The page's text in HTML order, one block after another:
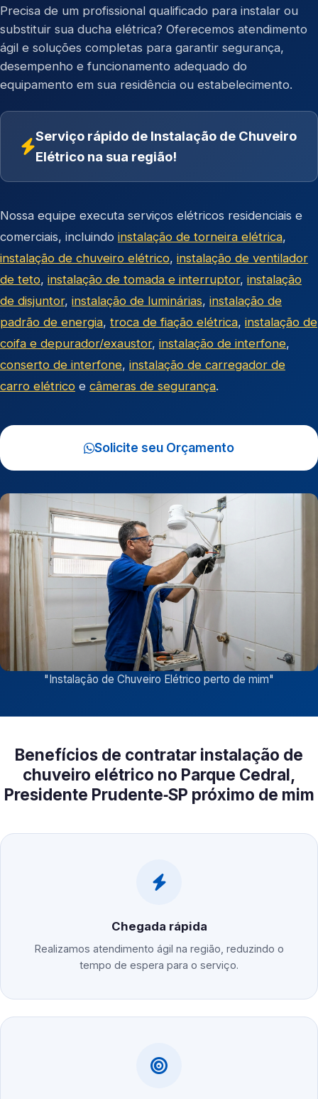
Precisa de um profissional qualificado para instalar ou
substituir sua ducha elétrica? Oferecemos atendimento
ágil e soluções completas para garantir segurança,
desempenho e funcionamento adequado do
equipamento em sua residência ou estabelecimento.
Serviço rápido de Instalação de Chuveiro
Elétrico na sua região!
Nossa equipe executa serviços elétricos residenciais e
comerciais, incluindo instalação de torneira elétrica,
instalação de chuveiro elétrico, instalação de ventilador
de teto, instalação de tomada e interruptor, instalação
de disjuntor, instalação de luminárias, instalação de
padrão de energia, troca de fiação elétrica, instalação de
coifa e depurador/exaustor, instalação de interfone,
conserto de interfone, instalação de carregador de
carro elétrico e câmeras de segurança.
Solicite seu Orçamento
"Instalação de Chuveiro Elétrico perto de mim"
Benefícios de contratar instalação de
chuveiro elétrico no Parque Cedral,
Presidente Prudente‑SP próximo de mim
Chegada rápida
Realizamos atendimento ágil na região, reduzindo o
tempo de espera para o serviço.